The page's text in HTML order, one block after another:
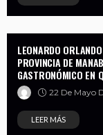
LEONARDO
PROVINCIA DE
GASTRONÓMICO EN
22 De Mayo
LEER MÁS